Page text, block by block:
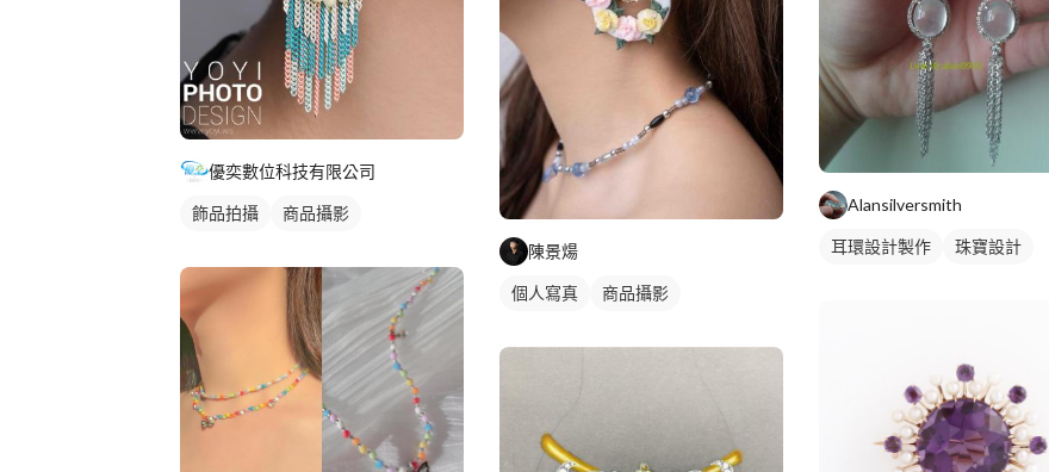
優奕數位科技有限公司
飾品拍攝 商品攝影
陳景煬
個人寫真 商品攝影
Alansilversmith
耳環設計製作 珠寶設計